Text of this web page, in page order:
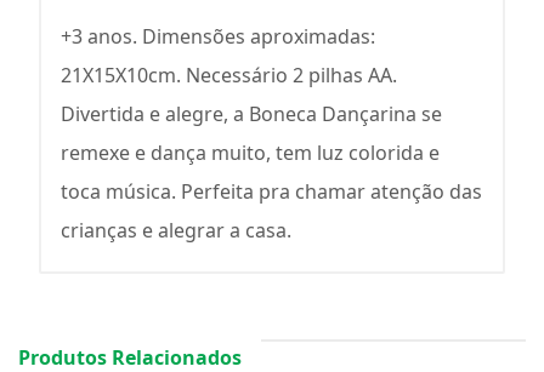
+3 anos. Dimensões aproximadas:
21X15X10cm. Necessário 2 pilhas AA.
Divertida e alegre, a Boneca Dançarina se
remexe e dança muito, tem luz colorida e
toca música. Perfeita pra chamar atenção das
crianças e alegrar a casa.
Produtos Relacionados